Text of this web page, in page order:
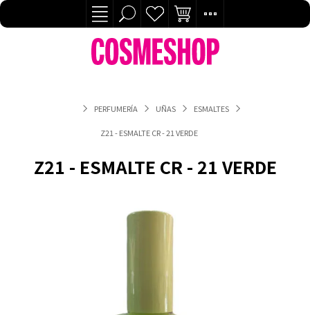
PERFUMERÍA UÑAS ESMALTES
Z21 - ESMALTE CR - 21 VERDE
Z21 - ESMALTE CR - 21 VERDE